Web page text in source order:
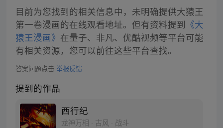
目前为您找到的相关信息中，未明确提供大猿王
第一卷漫画的在线观看地址。但有资料提到 《大
猿王漫画》 在量子、非凡、优酷视频等平台可能
有相关资源，您可以前往这些平台查找。
答案问题点击 举报反馈
提到的作品
西行纪
龙神万相 · 古风 · 战斗